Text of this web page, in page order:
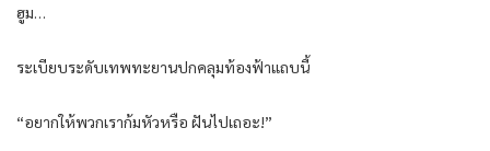
ฮูม…
ระเบียบ​ระดับ​เทพ​ทะยาน​ปกคลุม​ท้องฟ้า​แถบ​นี้​
“อยาก​ให้​พวกเรา​ก้มหัว​หรือ​ ฝัน​ไป​เถอะ​!”